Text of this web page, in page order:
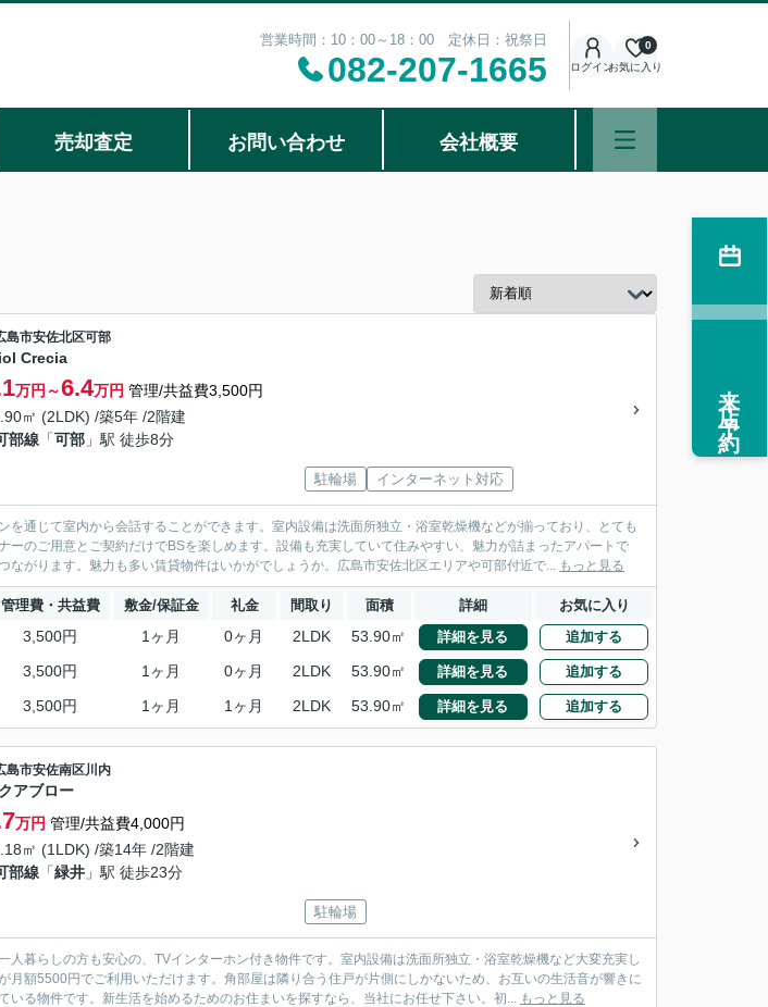
営業時間：10：00～18：00 定休日：祝祭日
082-207-1665 ログインお気に入り
0
売却査定 お問い合わせ 会社概要
島市安佐北区可部
Crecia
万円～6.4万円 管理/共益費3,500円
㎡ (2LDK) /築5年 /2階建
部線 「可部 」駅 徒歩8分
駐輪場 インターネット対応
を通じて室内から会話することができます。室内設備は洗面所独立・浴室乾燥機などが揃っており、とても
ーのご用意とご契約だけでBSを楽しめます。設備も充実していて住みやすい、魅力が詰まったアパートで
ながります。魅力も多い賃貸物件はいかがでしょうか。広島市安佐北区エリアや可部付近で... もっと見る
管理費・共益費 敷金/保証金 礼金 間取り 面積 詳細 お気に入り
3,500円 1ヶ月 0ヶ月 2LDK 53.90㎡ 詳細を見る 追加する
3,500円 1ヶ月 0ヶ月 2LDK 53.90㎡ 詳細を見る 追加する
3,500円 1ヶ月 1ヶ月 2LDK 53.90㎡ 詳細を見る 追加する
島市安佐南区川内
アブロー
万円 管理/共益費4,000円
㎡ (1LDK) /築14年 /2階建
部線 「緑井 」駅 徒歩23分
駐輪場
人暮らしの方も安心の、TVインターホン付き物件です。室内設備は洗面所独立・浴室乾燥機など大変充実し
月額5500円でご利用いただけます。角部屋は隣り合う住戸が片側にしかないため、お互いの生活音が響きに
いる物件です。新生活を始めるためのお住まいを探すなら、当社にお任せ下さい。初... もっと見る
来店予約